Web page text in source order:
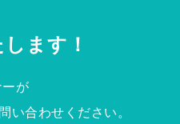
ます！
が
い合わせください。